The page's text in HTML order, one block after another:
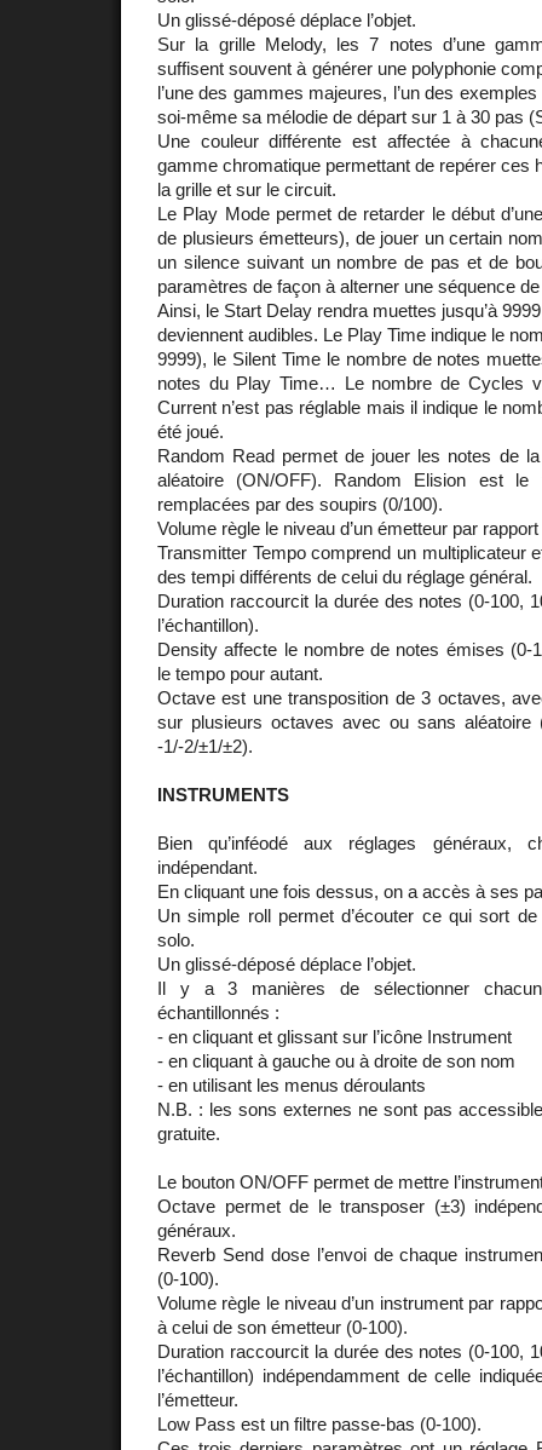
Un glissé-déposé déplace l’objet.
Sur la grille Melody, les 7 notes d’une
suffisent souvent à générer une polyphonie
l’une des gammes majeures, l’un des
soi-même sa mélodie de départ sur 1 à 30 pas
Une couleur différente est affectée à
gamme chromatique permettant de repérer ces
la grille et sur le circuit.
Le Play Mode permet de retarder le début
de plusieurs émetteurs), de jouer un certain
un silence suivant un nombre de pas et de
paramètres de façon à alterner une séquence
Ainsi, le Start Delay rendra muettes jusqu’à
deviennent audibles. Le Play Time indique le
9999), le Silent Time le nombre de notes
notes du Play Time… Le nombre de Cycles
Current n’est pas réglable mais il indique le
été joué.
Random Read permet de jouer les notes de
aléatoire (ON/OFF). Random Elision est le
remplacées par des soupirs (0/100).
Volume règle le niveau d’un émetteur par
Transmitter Tempo comprend un multiplicateur
des tempi différents de celui du réglage général.
Duration raccourcit la durée des notes (0-100,
l’échantillon).
Density affecte le nombre de notes émises (0-
le tempo pour autant.
Octave est une transposition de 3 octaves,
sur plusieurs octaves avec ou sans aléatoire
-1/-2/±1/±2).
INSTRUMENTS
Bien qu’inféodé aux réglages généraux,
indépendant.
En cliquant une fois dessus, on a accès à ses
Un simple roll permet d’écouter ce qui sort
solo.
Un glissé-déposé déplace l’objet.
Il y a 3 manières de sélectionner
échantillonnés :
- en cliquant et glissant sur l’icône Instrument
- en cliquant à gauche ou à droite de son nom
- en utilisant les menus déroulants
N.B. : les sons externes ne sont pas
gratuite.
Le bouton ON/OFF permet de mettre
Octave permet de le transposer (±3)
généraux.
Reverb Send dose l’envoi de chaque
(0-100).
Volume règle le niveau d’un instrument par
à celui de son émetteur (0-100).
Duration raccourcit la durée des notes (0-100,
l’échantillon) indépendamment de celle
l’émetteur.
Low Pass est un filtre passe-bas (0-100).